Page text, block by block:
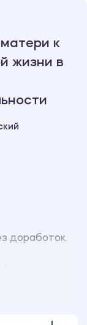
к
жизни в
доработок.
заведения.